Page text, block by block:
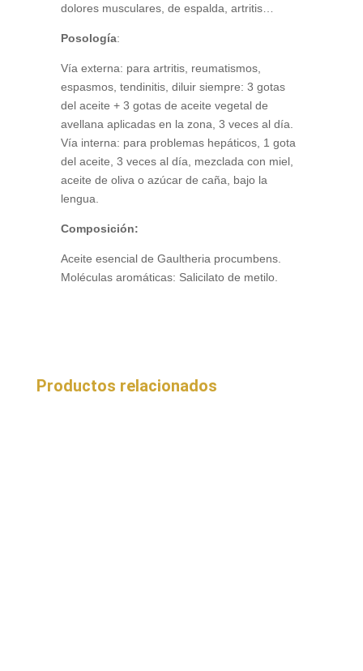
dolores musculares, de espalda, artritis…
Posología:
Vía externa: para artritis, reumatismos,
espasmos, tendinitis, diluir siempre: 3 gotas
del aceite + 3 gotas de aceite vegetal de
avellana aplicadas en la zona, 3 veces al día.
Vía interna: para problemas hepáticos, 1 gota
del aceite, 3 veces al día, mezclada con miel,
aceite de oliva o azúcar de caña, bajo la
lengua.
Composición:
Aceite esencial de Gaultheria procumbens.
Moléculas aromáticas: Salicilato de metilo.
Productos relacionados